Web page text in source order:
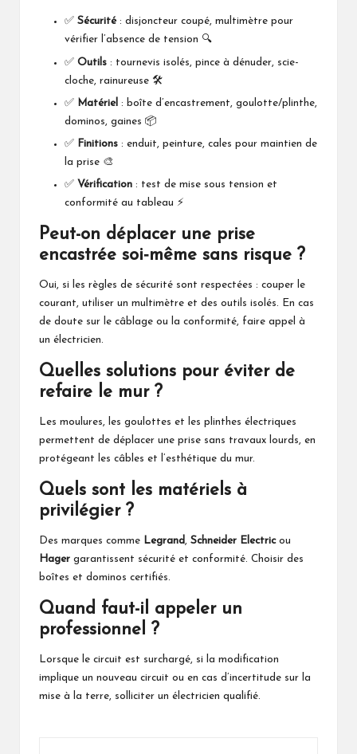
✅ Sécurité: disjoncteur coupé, multimètre pour
vérifier l’absence de tension 🔍
✅ Outils : tournevis isolés, pince à dénuder, scie-
cloche, rainureuse 🛠️
✅ Matériel : boîte d’encastrement, goulotte/plinthe,
dominos, gaines 📦
✅ Finitions : enduit, peinture, cales pour maintien de
la prise 🎨
✅ Vérification : test de mise sous tension et
conformité au tableau ⚡
Peut-on déplacer une prise
encastrée soi‑même sans risque ?
Oui, si les règles de sécurité sont respectées : couper le
courant, utiliser un multimètre et des outils isolés. En cas
de doute sur le câblage ou la conformité, faire appel à
un électricien.
Quelles solutions pour éviter de
refaire le mur ?
Les moulures, les goulottes et les plinthes électriques
permettent de déplacer une prise sans travaux lourds, en
protégeant les câbles et l’esthétique du mur.
Quels sont les matériels à
privilégier ?
Des marques comme Legrand , Schneider Electricou
Hager garantissent sécurité et conformité. Choisir des
boîtes et dominos certifiés.
Quand faut-il appeler un
professionnel ?
Lorsque le circuit est surchargé, si la modification
implique un nouveau circuit ou en cas d’incertitude sur la
mise à la terre, solliciter un électricien qualifié.